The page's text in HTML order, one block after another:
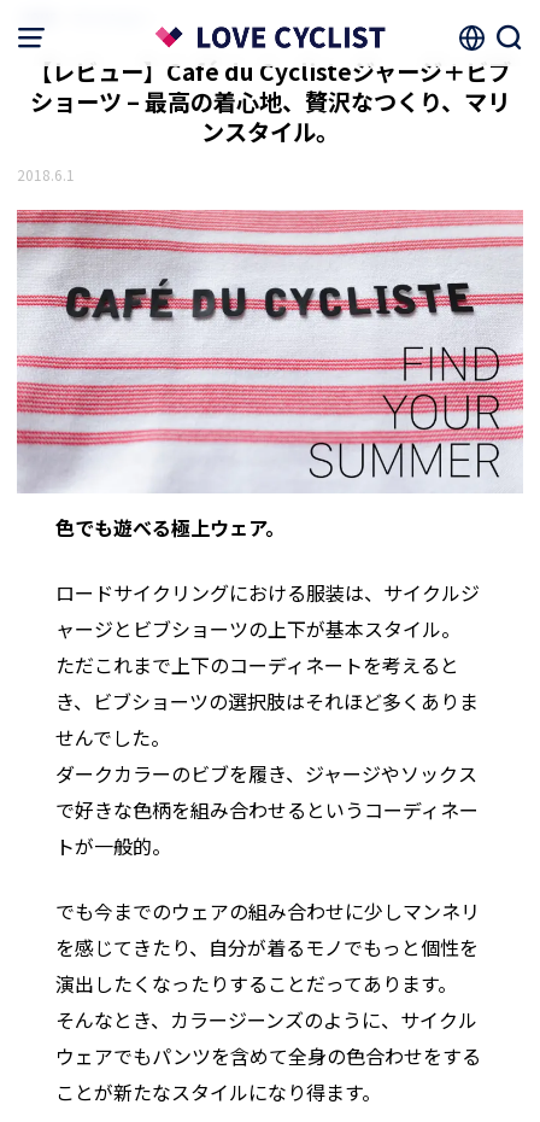
【レビュー】Café du Cyclisteジャージ＋ビブ
ショーツ – 最高の着心地、贅沢なつくり、マリ
ンスタイル。
2018.6.1
色でも遊べる極上ウェア。
ロードサイクリングにおける服装は、サイクルジ
ャージとビブショーツの上下が基本スタイル。
ただこれまで上下のコーディネートを考えると
き、ビブショーツの選択肢はそれほど多くありま
せんでした。
ダークカラーのビブを履き、ジャージやソックス
で好きな色柄を組み合わせるというコーディネー
トが一般的。
でも今までのウェアの組み合わせに少しマンネリ
を感じてきたり、自分が着るモノでもっと個性を
演出したくなったりすることだってあります。
そんなとき、カラージーンズのように、サイクル
ウェアでもパンツを含めて全身の色合わせをする
ことが新たなスタイルになり得ます。